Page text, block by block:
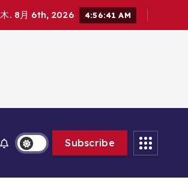
木. 8月 6th, 2026 4:56:42 AM
Subscribe